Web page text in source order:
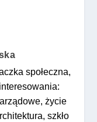
społeczna,
życie
szkło